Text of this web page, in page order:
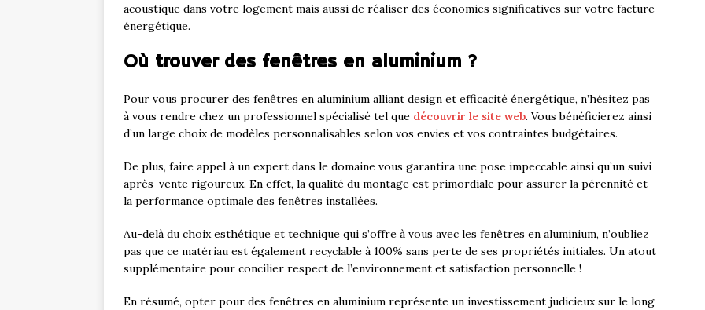
acoustique dans votre logement mais aussi de réaliser des économies significatives sur votre facture
énergétique.
Où trouver des fenêtres en aluminium ?
Pour vous procurer des fenêtres en aluminium alliant design et efficacité énergétique, n’hésitez pas
à vous rendre chez un professionnel spécialisé tel que découvrir le site web. Vous bénéficierez ainsi
d’un large choix de modèles personnalisables selon vos envies et vos contraintes budgétaires.
De plus, faire appel à un expert dans le domaine vous garantira une pose impeccable ainsi qu’un suivi
après-vente rigoureux. En effet, la qualité du montage est primordiale pour assurer la pérennité et
la performance optimale des fenêtres installées.
Au-delà du choix esthétique et technique qui s’offre à vous avec les fenêtres en aluminium, n’oubliez
pas que ce matériau est également recyclable à 100% sans perte de ses propriétés initiales. Un atout
supplémentaire pour concilier respect de l’environnement et satisfaction personnelle !
En résumé, opter pour des fenêtres en aluminium représente un investissement judicieux sur le long